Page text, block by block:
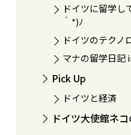
ドイツに留学
｀*)ﾉ
ドイツのテクノ
マナの留学日記
Pick Up
ドイツと経済
ドイツ大使館ネ